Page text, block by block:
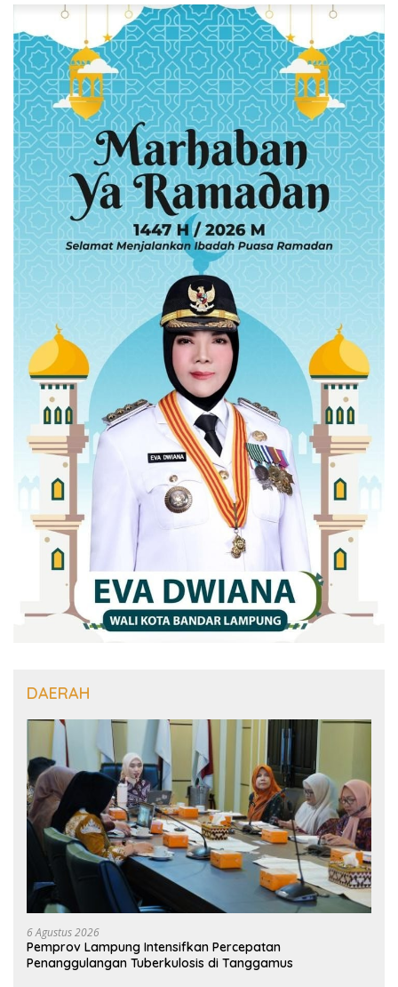
DAERAH
6 Agustus 2026
Pemprov Lampung Intensifkan Percepatan
Penanggulangan Tuberkulosis di Tanggamus